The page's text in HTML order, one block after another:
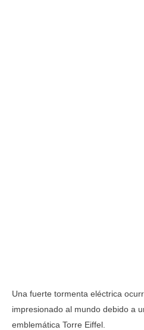
Una fuerte tormenta eléctrica
impresionado al mundo debido a
emblemática Torre Eiffel.